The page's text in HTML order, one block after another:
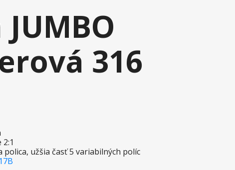
316
užšia časť 5 variabilných políc